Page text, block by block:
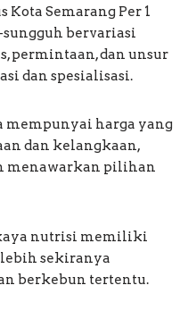
Semarang Per 1
bervariasi
permintaan, dan unsur
dan spesialisasi.
mempunyai harga yang
dan kelangkaan,
menawarkan pilihan
nutrisi memiliki
sekiranya
berkebun tertentu.